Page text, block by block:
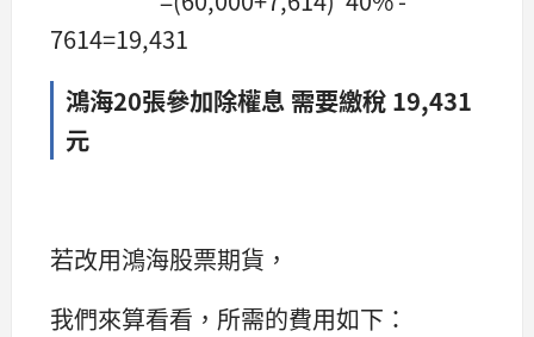
7614=19,431
鴻海20張參加除權息 需要繳稅 19,431
元
若改用鴻海股票期貨，
我們來算看看，所需的費用如下：